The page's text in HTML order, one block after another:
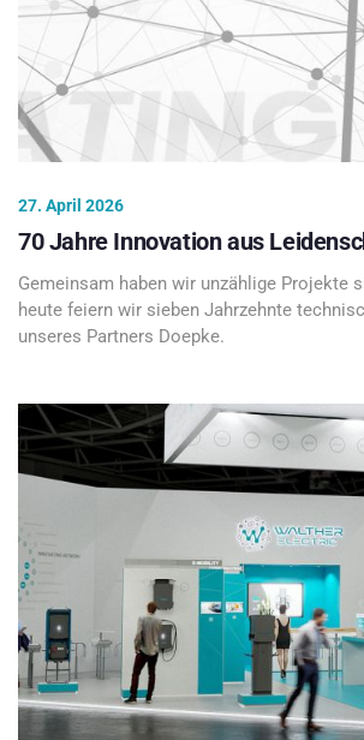
27. April 2026
70 Jahre Innovation aus
Gemeinsam haben wir unzählige Projekte
heute feiern wir sieben Jahrzehnte
unseres Partners Doepke.